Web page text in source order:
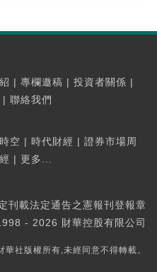
| 專欄邀稿 | 投資者關係 |
| 聯絡我們
空 | 時代財經 | 證券市場周
| 更多...
刊載法定通告之憲報刊登報章
- 2026 財華控股有限公司
華社版權所有,未經同意不得轉載。